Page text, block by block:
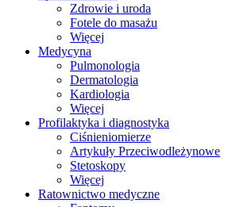
Zdrowie i uroda
Fotele do masażu
Więcej
Medycyna
Pulmonologia
Dermatologia
Kardiologia
Więcej
Profilaktyka i diagnostyka
Ciśnieniomierze
Artykuły Przeciwodleżynowe
Stetoskopy
Więcej
Ratownictwo medyczne